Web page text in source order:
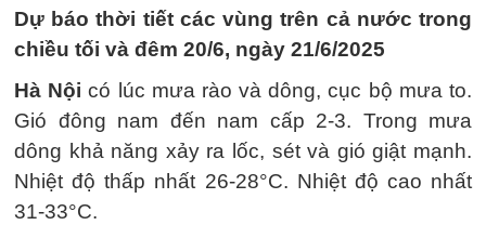
Dự báo thời tiết các vùng trên cả nước trong
chiều tối và đêm 20/6, ngày 21/6/2025
Hà Nội có lúc mưa rào và dông, cục bộ mưa to.
Gió đông nam đến nam cấp 2-3. Trong mưa
dông khả năng xảy ra lốc, sét và gió giật mạnh.
Nhiệt độ thấp nhất 26-28°C. Nhiệt độ cao nhất
31-33°C.